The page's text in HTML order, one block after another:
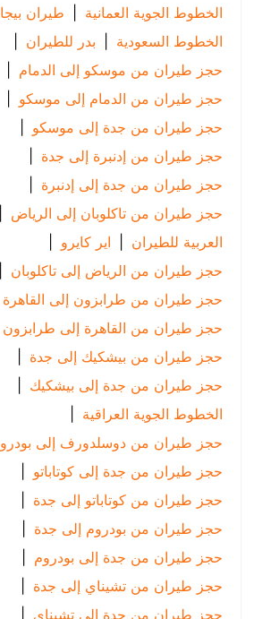
الخطوط الجوية العمانية | طيران بيجاسوس
الخطوط السعودية | بدر للطيران |
حجز طيران من موسكو إلى الدمام
|
حجز طيران من الدمام إلى موسكو |
حجز طيران من جدة إلى موسكو |
حجز طيران من إدنبرة إلى جدة
حجز طيران من جدة إلى إدنبرة |
حجز طيران من تاكلوبان إلى الرياض
|
العربية للطيران | اير كايرو
|
حجز طيران من الرياض إلى تاكلوبان |
حجز طيران من طرابزون إلى القاهرة |
حجز طيران من القاهرة إلى طرابزون |
حجز طيران من بيشكيك إلى جدة
حجز طيران من جدة إلى بيشكيك |
الخطوط الجوية العراقية
حجز طيران من دوسلدورف إلى بودروم |
حجز طيران من جدة إلى كوتاباتو |
حجز طيران من كوتاباتو إلى جدة
حجز طيران من بودروم إلى جدة
حجز طيران من جدة إلى بودروم |
حجز طيران من تشيناي إلى جدة
حجز طيران من جدة إلى تشيناي |